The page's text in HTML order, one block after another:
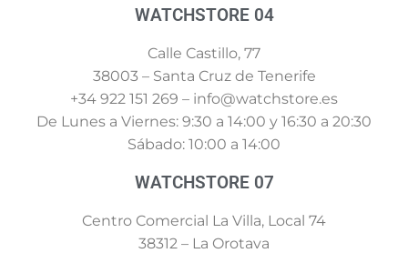
WATCHSTORE 04
Calle Castillo, 77
38003 – Santa Cruz de Tenerife
+34 922 151 269 – info@watchstore.es
De Lunes a Viernes: 9:30 a 14:00 y 16:30 a 20:30
Sábado: 10:00 a 14:00
WATCHSTORE 07
Centro Comercial La Villa, Local 74
38312 – La Orotava